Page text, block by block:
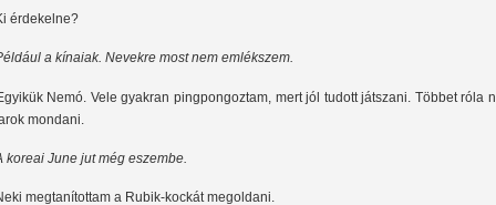
érdekelne?
a kínaiak. Nevekre most nem emlékszem.
Nemó. Vele gyakran pingpongoztam, mert jól tudott játszani. Többet róla
mondani.
koreai June jut még eszembe.
megtanítottam a Rubik-kockát megoldani.